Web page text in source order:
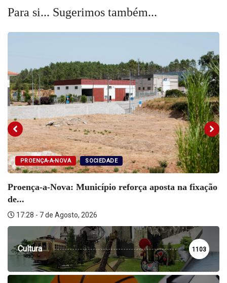
Para si... Sugerimos também...
PROENÇA-A-NOVA SOCIEDADE
Proença-a-Nova: Município reforça aposta na fixação
de...
17:28 - 7 de Agosto, 2026
Cultura 1103